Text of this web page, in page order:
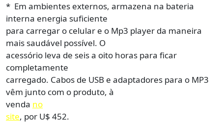
* Em ambientes externos, armazena na bateria
interna energia suficiente
para carregar o celular e o Mp3 player da maneira
mais saudável possível. O
acessório leva de seis a oito horas para ficar
completamente
carregado. Cabos de USB e adaptadores para o MP3
vêm junto com o produto, à
venda no
site, por U$ 452.